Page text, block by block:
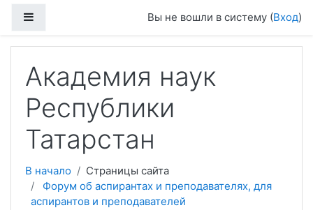
Вы не вошли в систему (Вход)
Академия наук
Республики
Татарстан
В начало
Страницы сайта
Форум об аспирантах и преподавателях, для
аспирантов и преподавателей